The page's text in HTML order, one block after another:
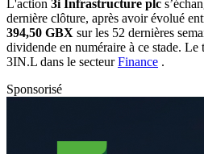
L'action 3i Infrastructure plc
dernière clôture, après avoir évolué
394,50 GBX sur les 52 dernières
dividende en numéraire à ce stade. Le
3IN.L dans le secteurFinance .
Sponsorisé